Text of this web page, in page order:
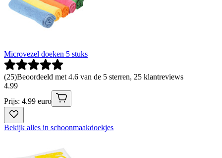
Microvezel doeken 5 stuks
(25)Beoordeeld met 4.6 van de 5 sterren, 25 klantreviews
4.99
Prijs: 4.99 euro
Bekijk alles in schoonmaakdoekjes